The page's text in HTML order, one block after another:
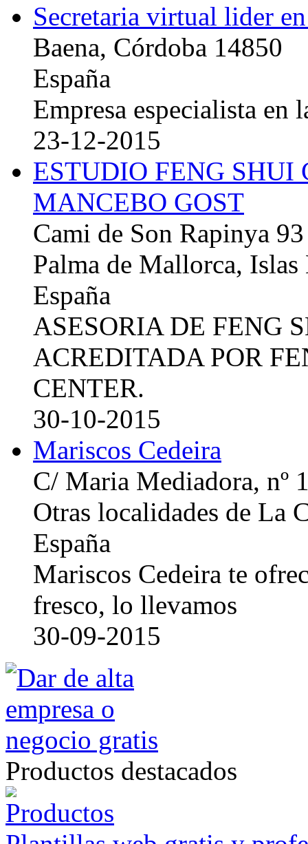
Secretaria virtual lider
Baena, Córdoba 14850
España
Empresa especialista en
23-12-2015
ESTUDIO FENG
MANCEBO GOST
Cami de Son Rapinya 93
Palma de Mallorca, Islas
España
ASESORIA DE FENG
ACREDITADA POR
CENTER.
30-10-2015
Mariscos Cedeira
C/ Maria Mediadora, nº
Otras localidades de La
España
Mariscos Cedeira te
fresco, lo llevamos
30-09-2015
Productos destacados